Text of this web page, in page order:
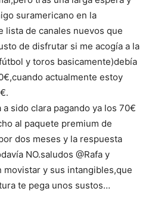
suramericano en la
lista de canales nuevos que
de disfrutar si me acogía a la
y toros basicamente)debía
actualmente estoy
a sido clara pagando ya los 70€
al paquete premium de
dos meses y la respuesta
NO.saludos @Rafa y
movistar y sus intangibles,que
te pega unos sustos…